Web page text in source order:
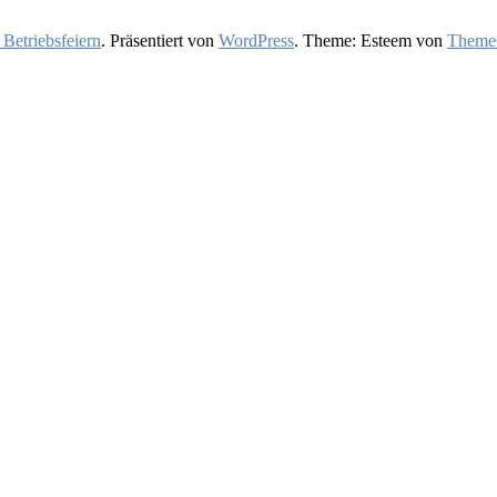
. Präsentiert von WordPress. Theme: Esteem von